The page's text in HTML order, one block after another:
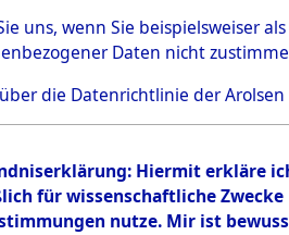
uns, wenn Sie beispielsweiser
Daten nicht
die Datenrichtlinie der Arolsen
Hiermit erkläre
für wissenschaftliche
nutze. Mir ist